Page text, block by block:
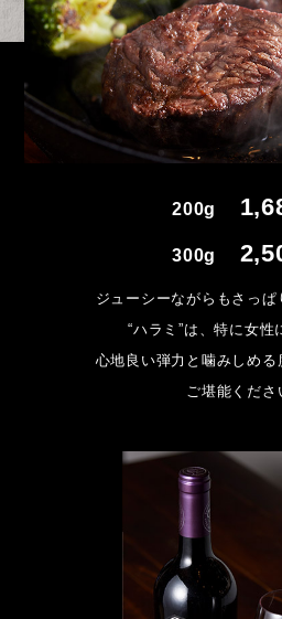
200g
300g
ジューシーながらもさっ
“ハラミ”は、特に女性
心地良い弾力と噛みしめる
ご堪能くださ